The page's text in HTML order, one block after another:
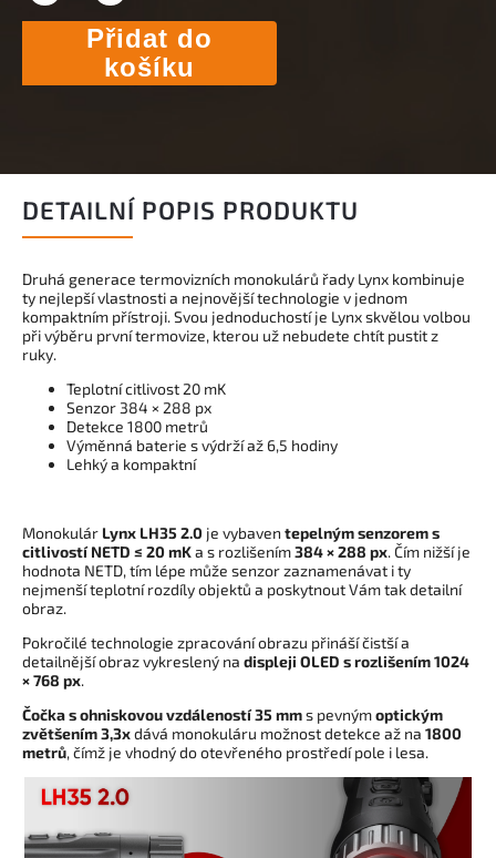
Přidat do
košíku
DETAILNÍ POPIS PRODUKTU
Druhá generace termovizních monokulárů řady Lynx kombinuje
ty nejlepší vlastnosti a nejnovější technologie v jednom
kompaktním přístroji.Svou jednoduchostí je Lynx skvělou volbou
při výběru první termovize, kterou už nebudete chtít pustit z
ruky.
Teplotní citlivost 20 mK
Senzor 384 × 288 px
Detekce 1800 metrů
Výměnná baterie s výdrží až 6,5 hodiny
Lehký a kompaktní
Monokulár Lynx LH35 2.0 je vybaven tepelným senzorem s
citlivostí NETD ≤ 20 mKa s rozlišením384 × 288 px. Čím nižší je
hodnota NETD, tím lépe může senzor zaznamenávat i ty
nejmenší teplotní rozdíly objektů a poskytnout Vám tak detailní
obraz.
Pokročilé technologie zpracování obrazu přináší čistší a
detailnější obraz vykreslený na displeji OLED s rozlišením 1024
× 768 px.
Čočka s ohniskovou vzdáleností 35 mms pevnýmoptickým
zvětšením 3,3xdává monokuláru možnost detekce až na 1800
metrů, čímž je vhodný do otevřeného prostředí pole i lesa.